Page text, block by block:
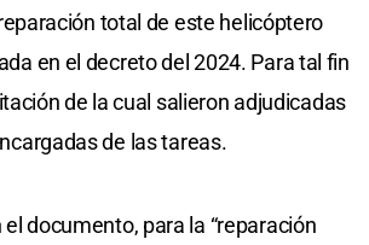
total de este helicóptero
en el decreto del 2024. Para tal fin
de la cual salieron adjudicadas
de las tareas.
documento, para la “reparación